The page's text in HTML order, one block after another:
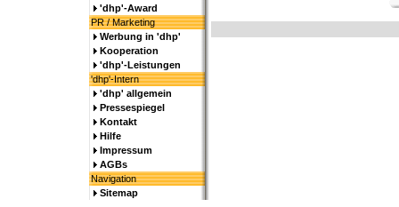
'dhp'-Award
PR / Marketing
Werbung in 'dhp'
Kooperation
'dhp'-Leistungen
'dhp'-Intern
'dhp' allgemein
Pressespiegel
Kontakt
Hilfe
Impressum
AGBs
Navigation
Sitemap